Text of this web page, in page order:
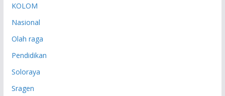
KOLOM
Nasional
Olah raga
Pendidikan
Soloraya
Sragen